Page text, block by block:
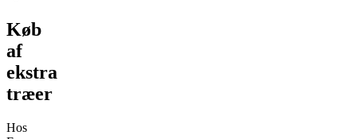
Køb
af
ekstra
træer
Hos